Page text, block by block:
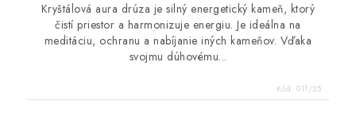
Kryštálová aura drúza je silný energetický kameň, ktorý
čistí priestor a harmonizuje energiu. Je ideálna na
meditáciu, ochranu a nabíjanie iných kameňov. Vďaka
svojmu dúhovému...
Kód: 011/25